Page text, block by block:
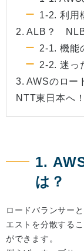
1-2. 利用
2. ALB？
2-1. 機能
2-2. 迷
3. AWSのロー
NTT東日本へ！
1.
は？
ロードバランサー
エストを分散する
ができます。